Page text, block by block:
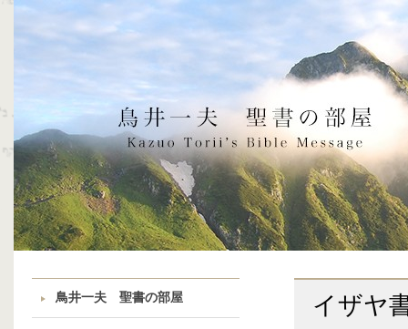
鳥井一夫 聖書の部屋 イザヤ